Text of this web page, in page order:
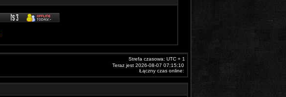
Strefa czasowa: UTC + 1
Teraz jest 2026-08-07 07:15:10
Łączny czas online: